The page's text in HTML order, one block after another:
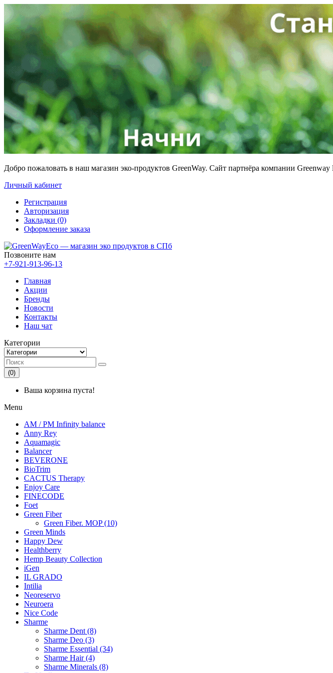
Добро пожаловать в наш магазин эко-продуктов GreenWay. Сайт партнёра компании
Личный кабинет
Регистрация
Авторизация
Закладки (0)
Оформление заказа
Позвоните нам
+7-921-913-96-13
Главная
Акции
Бренды
Новости
Контакты
Наш чат
Категории
(0)
Ваша корзина пуста!
Menu
AM / PM Infinity balance
Anny Rey
Aquamagic
Balancer
BEVERONE
BioTrim
CACTUS Therapy
Enjoy Care
FINECODE
Foet
Green Fiber
Green Fiber. MOP (10)
Green Minds
Happy Dew
Healthberry
Hemp Beauty Collection
iGen
IL GRADO
Intilia
Neoreservo
Neuroera
Nice Code
Sharme
Sharme Dent (8)
Sharme Deo (3)
Sharme Essential (34)
Sharme Hair (4)
Sharme Minerals (8)